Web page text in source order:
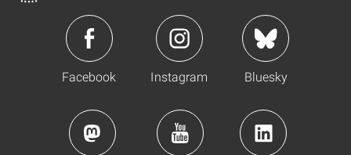
Facebook Instagram Bluesky